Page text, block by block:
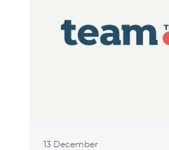
13 December